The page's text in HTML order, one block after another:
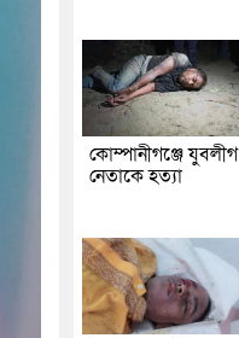
কোম্পানীগঞ্জে যুবলীগ
নেতাকে হত্যা